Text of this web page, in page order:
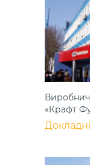
«Крафт